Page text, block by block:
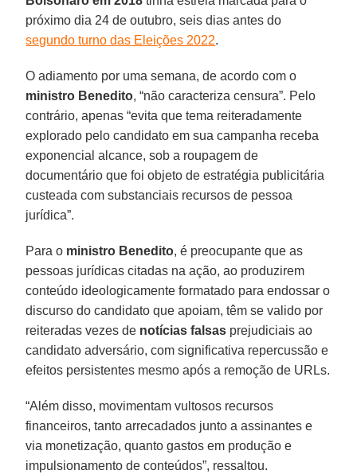
próximo dia 24 de outubro, seis dias antes do
segundo turno das Eleições 2022.
O adiamento por uma semana, de acordo com o
ministro Benedito, “não caracteriza censura”. Pelo
contrário, apenas “evita que tema reiteradamente
explorado pelo candidato em sua campanha receba
exponencial alcance, sob a roupagem de
documentário que foi objeto de estratégia publicitária
custeada com substanciais recursos de pessoa
jurídica”.
Para o ministro Benedito, é preocupante que as
pessoas jurídicas citadas na ação, ao produzirem
conteúdo ideologicamente formatado para endossar o
discurso do candidato que apoiam, têm se valido por
reiteradas vezes de notícias falsas prejudiciais ao
candidato adversário, com significativa repercussão e
efeitos persistentes mesmo após a remoção de URLs.
“Além disso, movimentam vultosos recursos
financeiros, tanto arrecadados junto a assinantes e
via monetização, quanto gastos em produção e
impulsionamento de conteúdos”, ressaltou.